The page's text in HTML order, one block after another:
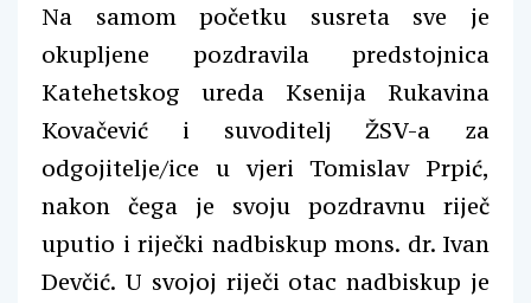
Na samom početku susreta sve je
okupljene pozdravila predstojnica
Katehetskog ureda Ksenija Rukavina
Kovačević i suvoditelj ŽSV-a za
odgojitelje/ice u vjeri Tomislav Prpić,
nakon čega je svoju pozdravnu riječ
uputio i riječki nadbiskup mons. dr. Ivan
Devčić. U svojoj riječi otac nadbiskup je